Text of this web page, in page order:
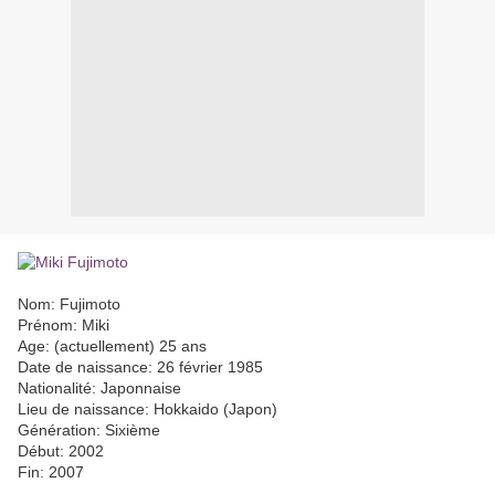
Nom: Fujimoto
Prénom: Miki
Age: (actuellement) 25 ans
Date de naissance: 26 février 1985
Nationalité: Japonnaise
Lieu de naissance: Hokkaido (Japon)
Génération: Sixième
Début: 2002
Fin: 2007